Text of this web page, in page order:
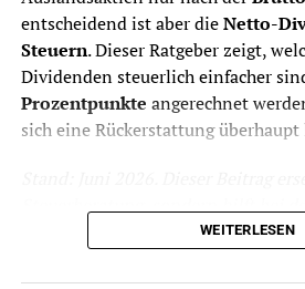
Quellensteuer
Bei
der Broker
ausweist,
bereitstellt.
spanische,
sind
entscheidend ist aber dieNetto-
Steuern. Dieser Ratgeber zeigt,
Dividenden steuerlich einfacher
Prozentpunkte angerechnet
sich eine Rückerstattung
für Privatanleger mit Depot in
WEITERLESEN